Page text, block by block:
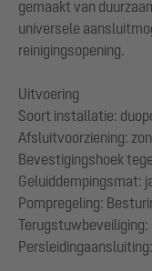
gemaakt van
universele
reinigingsopening.
Uitvoering
Soort installatie:
Afsluitvoorziening:
Bevestigingshoek
Geluiddempingsmat:
Pompregeling:
Terugstuwbeveiliging: